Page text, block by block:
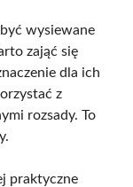
wysiewane
zająć się
dla ich
z
rozsady. To
praktyczne